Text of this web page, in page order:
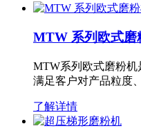
MTW 系列欧式磨
MTW系列欧式磨粉
满足客户对产品粒度
了解详情